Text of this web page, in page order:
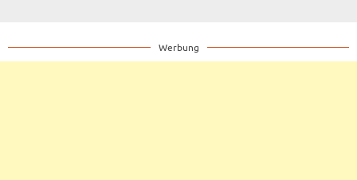
Werbung